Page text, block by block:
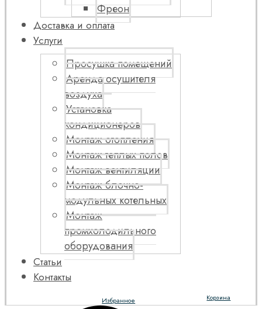
Фреон
Доставка и оплата
Услуги
Просушка помещений
Аренда осушителя
воздуха
Установка
кондиционеров
Монтаж отопления
Монтаж теплых полов
Монтаж вентиляции
Монтаж блочно-
модульных котельных
Монтаж
промхолодильного
оборудования
Статьи
Контакты
Корзина
Избранное